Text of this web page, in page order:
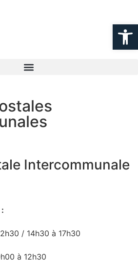
Intercommunale
/ 14h30 à 17h30
à 12h30
Ouvrir